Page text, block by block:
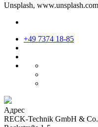
Unsplash, www.unsplash.com
+49 7374 18-85
Адрес
RECK-Technik GmbH &